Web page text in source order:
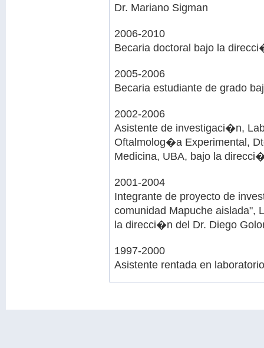
Dr. Mariano Sigman
2006-2010
Becaria doctoral bajo la
2005-2006
Becaria estudiante de grado
2002-2006
Asistente de investigaci�n,
Oftalmolog�a Experimental,
Medicina, UBA, bajo la
2001-2004
Integrante de proyecto de
comunidad Mapuche aislada",
la direcci�n del Dr. Diego
1997-2000
Asistente rentada en